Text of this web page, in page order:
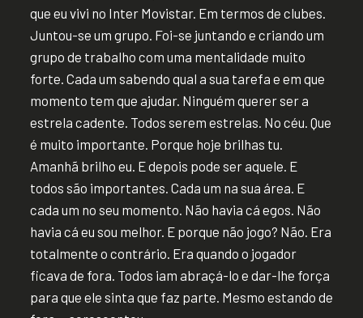
que eu vivi no Inter Movistar. Em termos de clubes.
Juntou-se um grupo. Foi-se juntando e criando um
grupo de trabalho com uma mentalidade muito
forte. Cada um sabendo qual a sua tarefa e em que
momento tem que ajudar. Ninguém querer ser a
estrela cadente. Todos serem estrelas. No céu. Que
é muito importante. Porque hoje brilhas tu.
Amanhã brilho eu. E depois pode ser aquele. E
todos são importantes. Cada um na sua área. E
cada um no seu momento. Não havia cá egos. Não
havia cá eu sou melhor. E porque não jogo? Não. Era
totalmente o contrário. Era quando o jogador
ficava de fora. Todos iam abraçá-lo e dar-lhe força
para que ele sinta que faz parte. Mesmo estando de